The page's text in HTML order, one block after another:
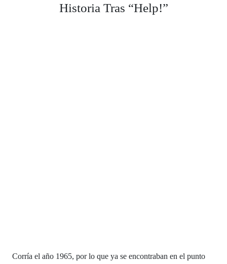
Historia Tras “Help!”
Corría el año 1965, por lo que ya se encontraban en el punto